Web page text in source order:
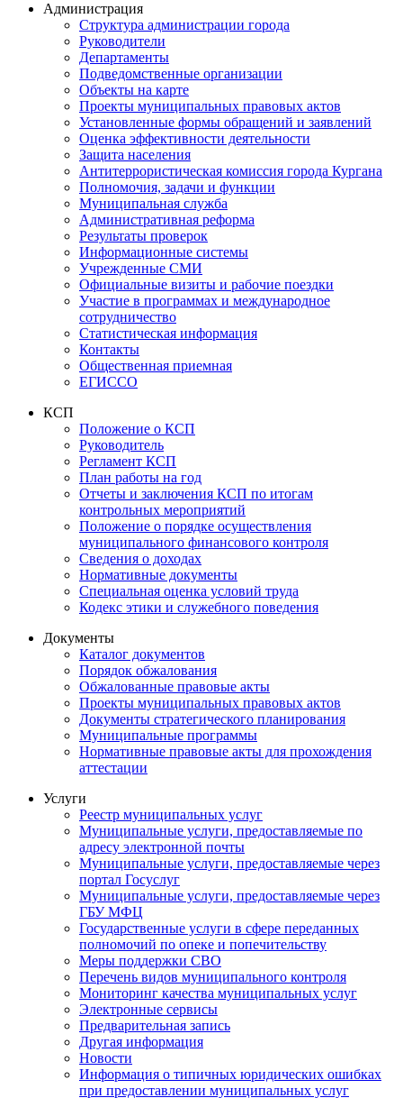
Администрация
Структура администрации города
Руководители
Департаменты
Подведомственные организации
Объекты на карте
Проекты муниципальных правовых актов
Установленные формы обращений и заявлений
Оценка эффективности деятельности
Защита населения
Антитеррористическая комиссия города Кургана
Полномочия, задачи и функции
Муниципальная служба
Административная реформа
Результаты проверок
Информационные системы
Учрежденные СМИ
Официальные визиты и рабочие поездки
Участие в программах и международное
сотрудничество
Статистическая информация
Контакты
Общественная приемная
ЕГИССО
КСП
Положение о КСП
Руководитель
Регламент КСП
План работы на год
Отчеты и заключения КСП по итогам
контрольных мероприятий
Положение о порядке осуществления
муниципального финансового контроля
Сведения о доходах
Нормативные документы
Специальная оценка условий труда
Кодекс этики и служебного поведения
Документы
Каталог документов
Порядок обжалования
Обжалованные правовые акты
Проекты муниципальных правовых актов
Документы стратегического планирования
Муниципальные программы
Нормативные правовые акты для прохождения
аттестации
Услуги
Реестр муниципальных услуг
Муниципальные услуги, предоставляемые по
адресу электронной почты
Муниципальные услуги, предоставляемые через
портал Госуслуг
Муниципальные услуги, предоставляемые через
ГБУ МФЦ
Государственные услуги в сфере переданных
полномочий по опеке и попечительству
Меры поддержки СВО
Перечень видов муниципального контроля
Мониторинг качества муниципальных услуг
Электронные сервисы
Предварительная запись
Другая информация
Новости
Информация о типичных юридических ошибках
при предоставлении муниципальных услуг